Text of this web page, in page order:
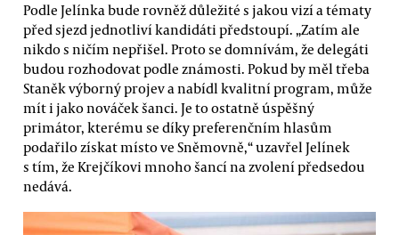
Podle Jelínka bude rovněž důležité s jakou vizí a tématy
před sjezd jednotliví kandidáti předstoupí. „Zatím ale
nikdo s ničím nepřišel. Proto se domnívám, že delegáti
budou rozhodovat podle známosti. Pokud by měl třeba
Staněk výborný projev a nabídl kvalitní program, může
mít i jako nováček šanci. Je to ostatně úspěšný
primátor, kterému se díky preferenčním hlasům
podařilo získat místo ve Sněmovně,“ uzavřel Jelínek
s tím, že Krejčíkovi mnoho šancí na zvolení předsedou
nedává.